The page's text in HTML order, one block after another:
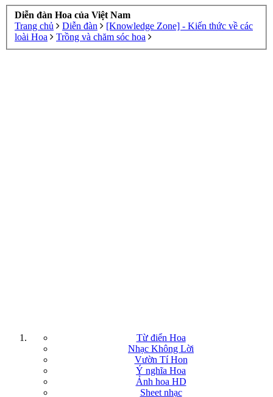
Diễn đàn Hoa của Việt Nam
Trang chủ
Diễn đàn
[Knowledge Zone] - Kiến thức về các
loài Hoa
Trồng và chăm sóc hoa
Từ điển Hoa
Nhạc Không Lời
Vườn Tí Hon
Ý nghĩa Hoa
Ảnh hoa HD
Sheet nhạc